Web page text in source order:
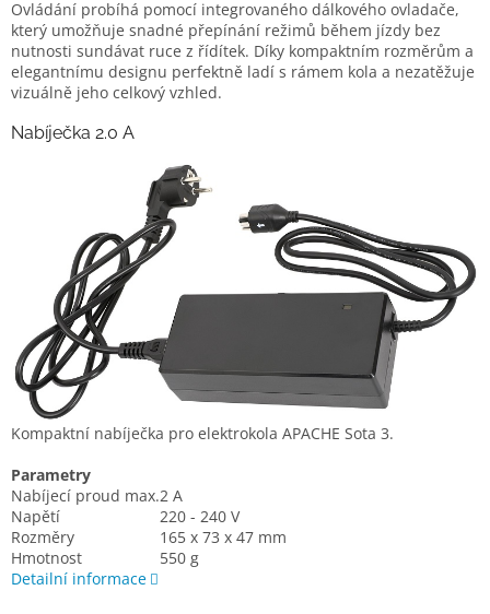
Ovládání probíhá pomocí integrovaného dálkového ovladače,
který umožňuje snadné přepínání režimů během jízdy bez
nutnosti sundávat ruce z řídítek. Díky kompaktním rozměrům a
elegantnímu designu perfektně ladí s rámem kola a nezatěžuje
vizuálně jeho celkový vzhled.
Nabíječka 2.0 A
Kompaktní nabíječka pro elektrokola APACHE Sota 3.
Parametry
Nabíjecí proud max.2 A
Napětí
220 - 240 V
Rozměry
165 x 73 x 47 mm
Hmotnost
550 g
Detailní informace